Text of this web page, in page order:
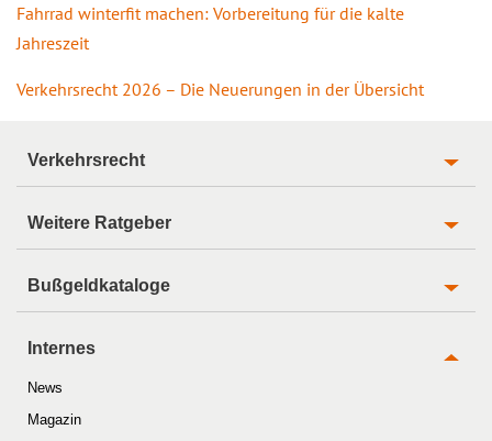
Fahrrad winterfit machen: Vorbereitung für die kalte
Jahreszeit
Verkehrsrecht 2026 – Die Neuerungen in der Übersicht
Verkehrsrecht
Weitere Ratgeber
Bußgeldkataloge
Internes
News
Magazin